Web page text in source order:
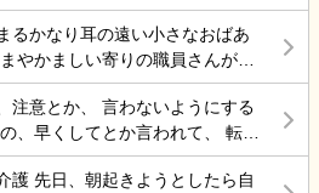
り、介護施
一人で
で転倒して大腿骨を骨折しまし
り、病院からは認知症も進行し
た。また、要介護1だったもの
るかなり耳の遠い小さなおばあ
やかましい寄りの職員さんが来
不穏 「おおきなこえで話してる
きな声の独り言で返してて笑い
注意とか、 言わないようにする
行為しても、 本人達分からない
たら自